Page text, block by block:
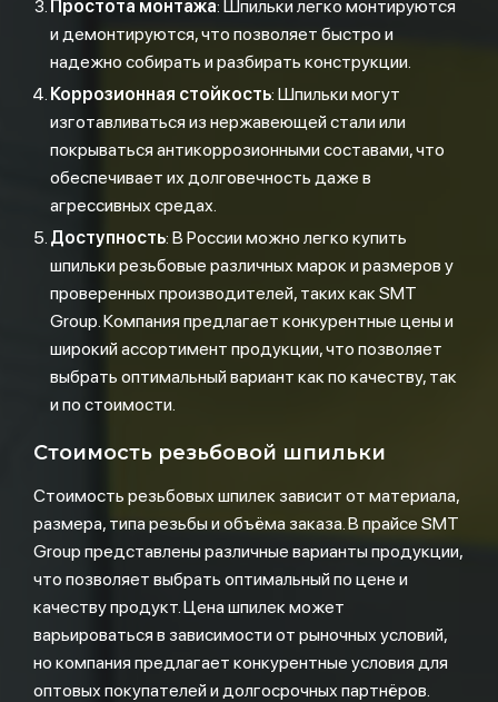
Простота монтажа: Шпильки легко монтируются
и демонтируются, что позволяет быстро и
надежно собирать и разбирать конструкции.
Коррозионная стойкость: Шпильки могут
изготавливаться из нержавеющей стали или
покрываться антикоррозионными составами, что
обеспечивает их долговечность даже в
агрессивных средах.
Доступность: В России можно легко купить
шпильки резьбовые различных марок и размеров у
проверенных производителей, таких как SMT
Group. Компания предлагает конкурентные цены и
широкий ассортимент продукции, что позволяет
выбрать оптимальный вариант как по качеству, так
и по стоимости.
Стоимость резьбовой шпильки
Стоимость резьбовых шпилек зависит от материала,
размера, типа резьбы и объёма заказа. В прайсе SMT
Group представлены различные варианты продукции,
что позволяет выбрать оптимальный по цене и
качеству продукт. Цена шпилек может
варьироваться в зависимости от рыночных условий,
но компания предлагает конкурентные условия для
оптовых покупателей и долгосрочных партнёров.